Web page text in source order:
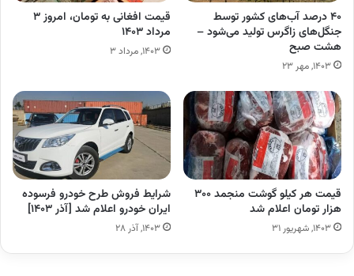
۴۰ درصد آب‌های کشور توسط
جنگل‌های زاگرس تولید می‌شود –
هشت صبح
۱۴۰۳, مهر ۲۳
قیمت افغانی به تومان، امروز ۳
مرداد ۱۴۰۳
۱۴۰۳, مرداد ۳
قیمت هر کیلو گوشت منجمد ۳۰۰
هزار تومان اعلام شد
۱۴۰۳, شهریور ۳۱
شرایط فروش طرح خودرو فرسوده
ایران خودرو اعلام شد [آذر ۱۴۰۳]
۱۴۰۳, آذر ۲۸